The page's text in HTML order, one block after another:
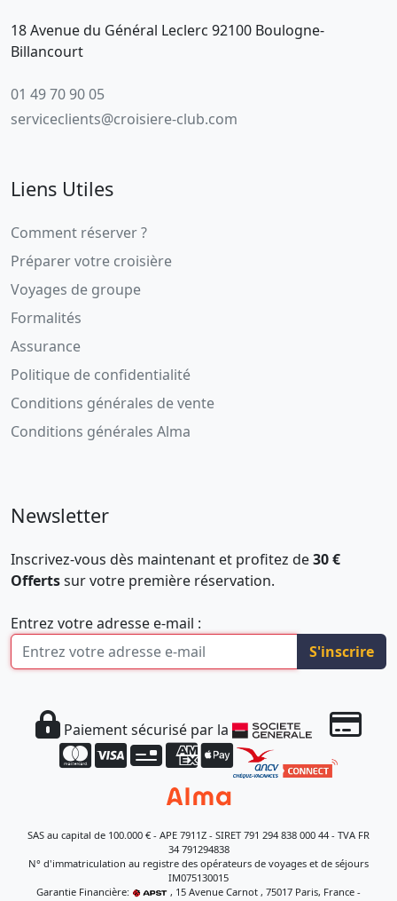
18 Avenue du Général Leclerc 92100 Boulogne-
Billancourt
01 49 70 90 05
serviceclients@croisiere-club.com
Liens Utiles
Comment réserver ?
Préparer votre croisière
Voyages de groupe
Formalités
Assurance
Politique de confidentialité
Conditions générales de vente
Conditions générales Alma
Newsletter
Inscrivez-vous dès maintenant et profitez de30 €
Offertssur votre première réservation.
Entrez votre adresse e-mail :
S'inscrire
Paiement sécurisé par la
SAS au capital de 100.000 € - APE 7911Z - SIRET 791 294 838 000 44 - TVA FR
34 791294838
N° d'immatriculation au registre des opérateurs de voyages et de séjours
IM075130015
Garantie Financière:
, 15 Avenue Carnot , 75017 Paris, France -